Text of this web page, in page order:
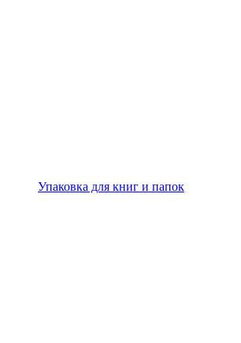
Упаковка для книг и папок